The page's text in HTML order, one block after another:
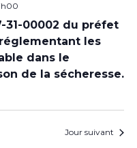
31-00002 du préfet
les
dans le
de la sécheresse.
Jour suivant